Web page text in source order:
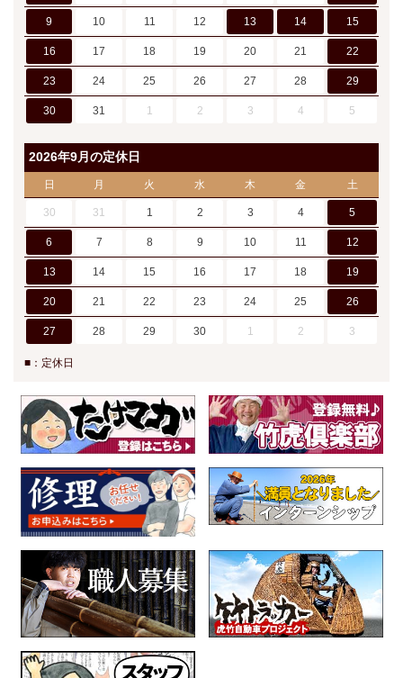
9 10 11 12 13 14 15
16 17 18 19 20 21 22
23 24 25 26 27 28 29
30 31 1 2 3 4 5
2026年9月の定休日
日 月 火 水 木 金 土
30 31 1 2 3 4 5
6 7 8 9 10 11 12
13 14 15 16 17 18 19
20 21 22 23 24 25 26
27 28 29 30 1 2 3
■：定休日